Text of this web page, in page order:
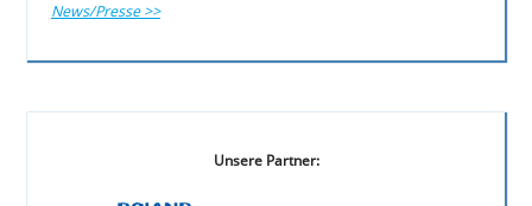
News/Presse >>
Unsere Partner: